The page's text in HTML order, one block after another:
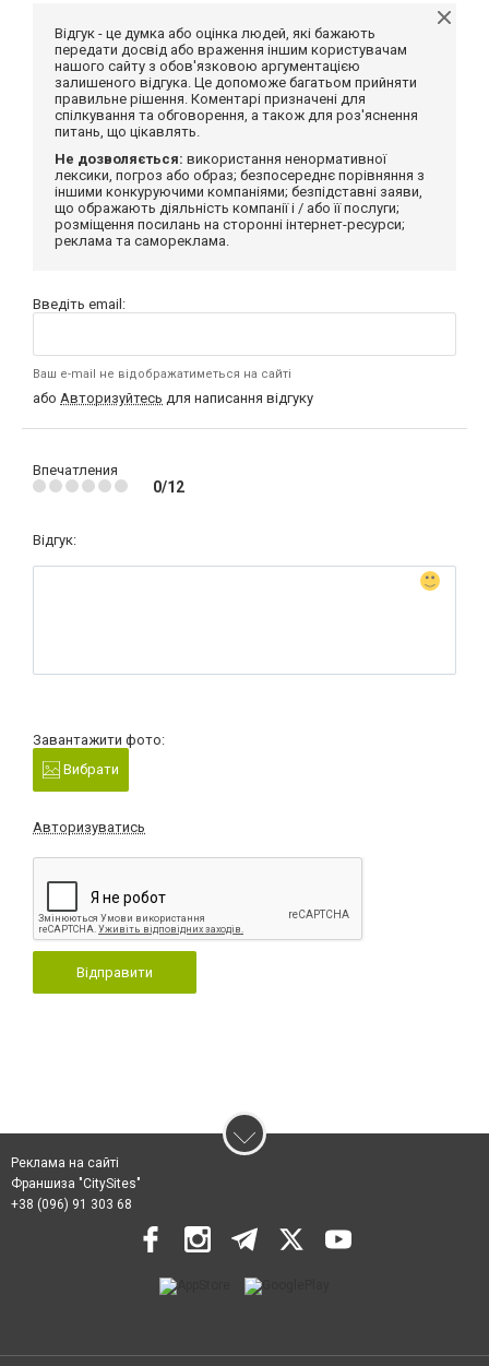
Відгук - це думка або оцінка людей, які бажають
передати досвід або враження іншим користувачам
нашого сайту з обов'язковою аргументацією
залишеного відгука. Це допоможе багатьом прийняти
правильне рішення. Коментарі призначені для
спілкування та обговорення, а також для роз'яснення
питань, що цікавлять.
Не дозволяється: використання ненормативної
лексики, погроз або образ; безпосереднє порівняння з
іншими конкуруючими компаніями; безпідставні заяви,
що ображають діяльність компанії і / або її послуги;
розміщення посилань на сторонні інтернет-ресурси;
реклама та самореклама.
Введіть email:
Ваш e-mail не відображатиметься на сайті
або Авторизуйтесь для написання відгуку
Впечатления
0/12
Відгук:
Завантажити фото:
Вибрати
Авторизуватись
Відправити
Реклама на сайті
Франшиза "CitySites"
+38 (096) 91 303 68